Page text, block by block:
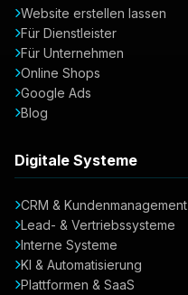
Website erstellen lassen
Für Dienstleister
Für Unternehmen
Online Shops
Google Ads
Blog
Digitale Systeme
CRM & Kundenmanagement
Lead- & Vertriebssysteme
Interne Systeme
KI & Automatisierung
Plattformen & SaaS